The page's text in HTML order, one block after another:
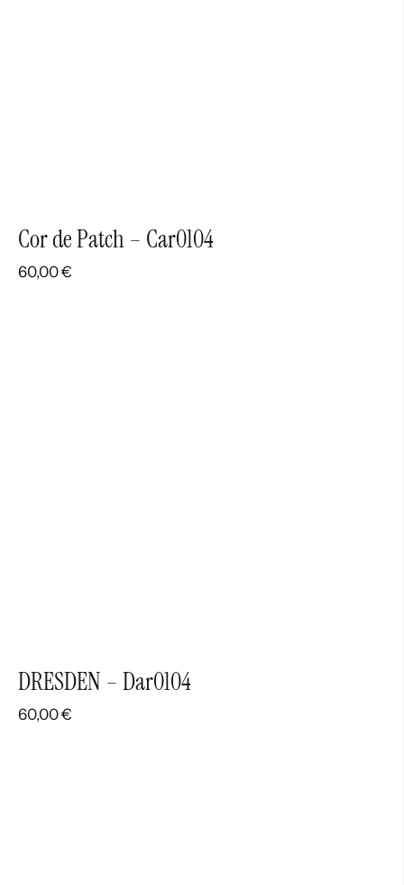
Cor de Patch – Car0104
60,00€
DRESDEN – Dar0104
60,00€